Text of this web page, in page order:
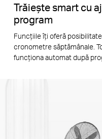
Trăiește smart cu
program
Funcțiile îți oferă
cronometre săptămânale.
funcționa automat după